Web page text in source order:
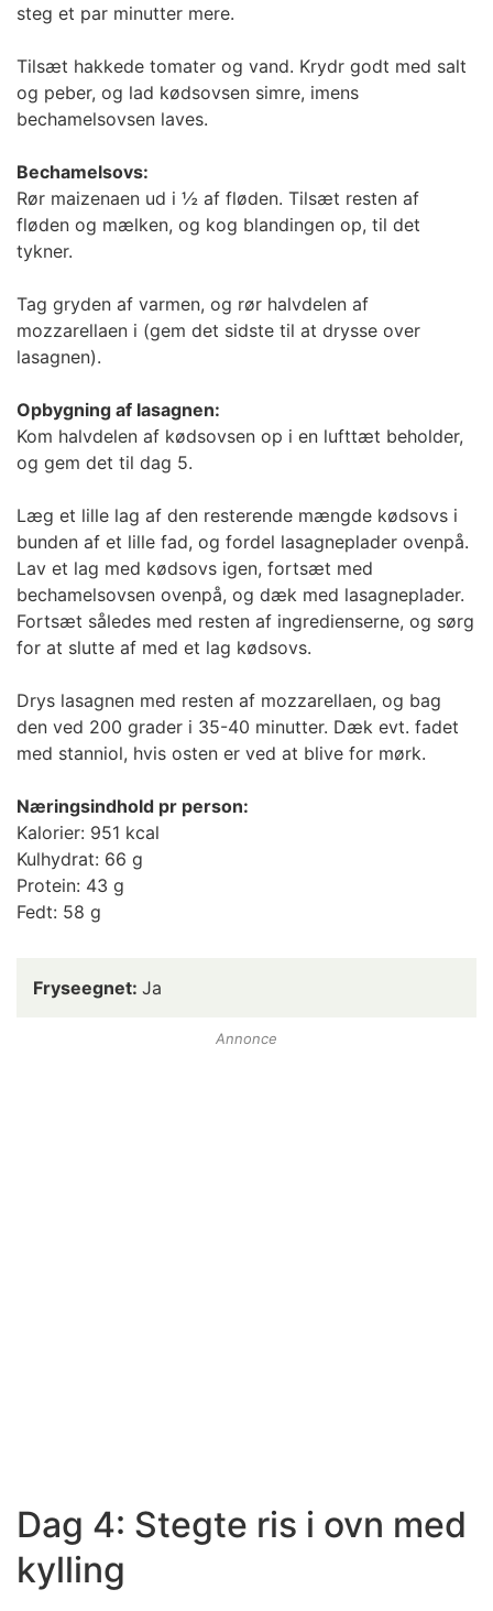
steg et par minutter mere.
Tilsæt hakkede tomater og vand. Krydr godt med salt
og peber, og lad kødsovsen simre, imens
bechamelsovsen laves.
Bechamelsovs:
Rør maizenaen ud i ½ af fløden. Tilsæt resten af
fløden og mælken, og kog blandingen op, til det
tykner.
Tag gryden af varmen, og rør halvdelen af
mozzarellaen i (gem det sidste til at drysse over
lasagnen).
Opbygning af lasagnen:
Kom halvdelen af kødsovsen op i en lufttæt beholder,
og gem det til dag 5.
Læg et lille lag af den resterende mængde kødsovs i
bunden af et lille fad, og fordel lasagneplader ovenpå.
Lav et lag med kødsovs igen, fortsæt med
bechamelsovsen ovenpå, og dæk med lasagneplader.
Fortsæt således med resten af ingredienserne, og sørg
for at slutte af med et lag kødsovs.
Drys lasagnen med resten af mozzarellaen, og bag
den ved 200 grader i 35-40 minutter. Dæk evt. fadet
med stanniol, hvis osten er ved at blive for mørk.
Næringsindhold pr person:
Kalorier: 951 kcal
Kulhydrat: 66 g
Protein: 43 g
Fedt: 58 g
Fryseegnet: Ja
Annonce
Dag 4: Stegte ris i ovn med
kylling